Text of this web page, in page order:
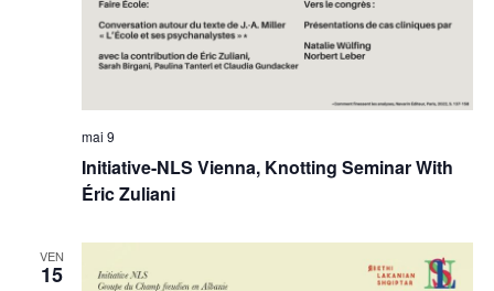
Initiative-NLS Vienna, Knotting Seminar With
Éric Zuliani
mai 9
VEN
15